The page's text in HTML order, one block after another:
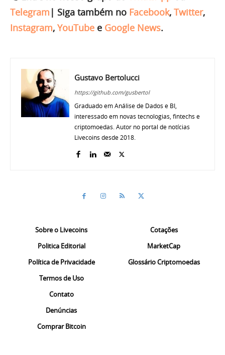
Telegram | Siga também no Facebook, Twitter,
Instagram, YouTube e Google News.
Gustavo Bertolucci
https://github.com/gusbertol
Graduado em Análise de Dados e BI,
interessado em novas tecnologias, fintechs e
criptomoedas. Autor no portal de notícias
Livecoins desde 2018.
Sobre o Livecoins
Politica Editorial
Política de Privacidade
Termos de Uso
Contato
Denúncias
Comprar Bitcoin
Cotações
MarketCap
Glossário Criptomoedas